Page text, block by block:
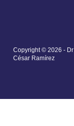
Copyright © 2026 - Dr
César Ramírez